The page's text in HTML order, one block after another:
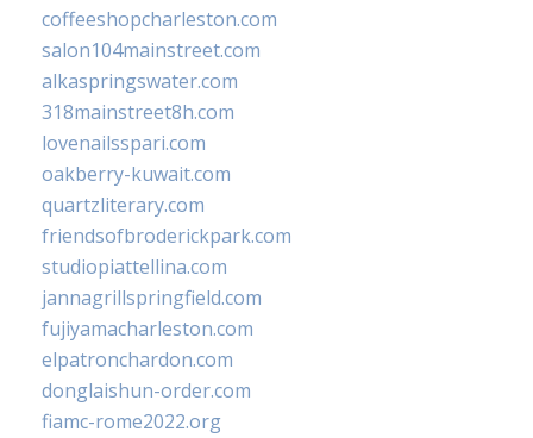
coffeeshopcharleston.com
salon104mainstreet.com
alkaspringswater.com
318mainstreet8h.com
lovenailsspari.com
oakberry-kuwait.com
quartzliterary.com
friendsofbroderickpark.com
studiopiattellina.com
jannagrillspringfield.com
fujiyamacharleston.com
elpatronchardon.com
donglaishun-order.com
fiamc-rome2022.org